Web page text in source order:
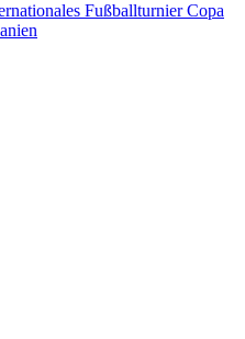
Fußballturnier Copa